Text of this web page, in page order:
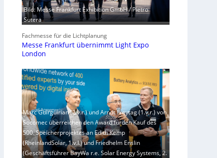
Bild: Messe Frankfurt Exhibition GmbH / Pietro
Sutera
Fachmesse für die Lichtplanung
Messe Frankfurt übernimmt Light Expo
London
Marc Guirguirian (2.v.r.) und Arndt Freytag (1.v.r.) von
Socomec überreichen den Award fürden Kauf des
500. Speicherprojektes an Edith Kemp
(RheinlandSolar, 1.v.l.) und Friedhelm Enslin
(Geschäftsführer BayWa r.e. Solar Energy Systems, 2.